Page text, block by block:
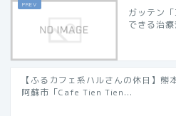
ガッテン
できる治
【ふるカフェ系ハルさんの休日】熊
阿蘇市「Cafe Tien Tien...